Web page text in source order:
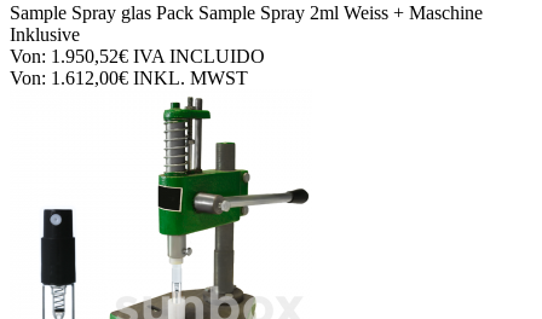
Sample Spray glas Pack Sample Spray 2ml Weiss + Maschine
Inklusive
Von: 1.950,52€ IVA INCLUIDO
Von: 1.612,00€ INKL. MWST